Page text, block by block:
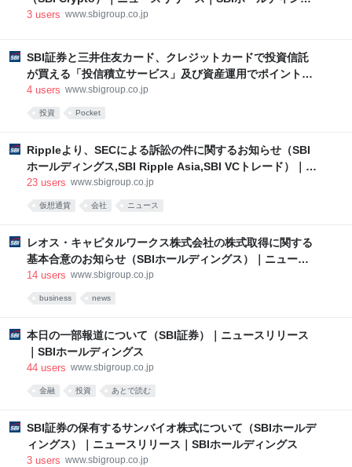
万全を期すべく、本件関連ファンドの未償還元本相当額の償還に係る手
現在）。 本年4月28日付の当社決算説明資料において言及のとおり、当
社グループとしましてはソーシャルレンディング事業からの撤退
ス
3 users www.sbigroup.co.jp
SBI証券と三井住友カード、クレジットカードで投資信託
が買える「投信積立サービス」及び資産運用でポイントが
貯まる「Vポイントサービス」開始日のお知らせ (SBI証券)
－ PR情報｜SBIホールディングス
4 users www.sbigroup.co.jp
投資 Pocket
Rippleより、SECによる訴訟の件に関するお知らせ（SBI
ホールディングス,SBI Ripple Asia,SBI VCトレード）｜ニ
ュースリリース｜SBIホールディングス
23 users www.sbigroup.co.jp
仮想通貨 会社 ニュース
レオス・キャピタルワークス株式会社の株式取得に関する
基本合意のお知らせ（SBIホールディングス）｜ニュース
リリース｜SBIホールディングス
14 users www.sbigroup.co.jp
business news
本日の一部報道について（SBI証券）｜ニュースリリース
｜SBIホールディングス
44 users www.sbigroup.co.jp
金融 投資 あとで読む
SBI証券の保有するサンバイオ株式について（SBIホールデ
ィングス）｜ニュースリリース｜SBIホールディングス
3 users www.sbigroup.co.jp